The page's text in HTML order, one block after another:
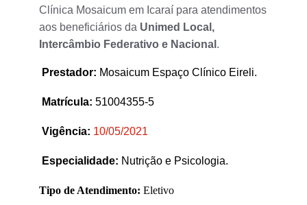
Clínica Mosaicum em Icaraí para atendimentos
aos beneficiários da Unimed Local,
Intercâmbio Federativo e Nacional .
Prestador: Mosaicum Espaço Clínico Eireli.
Matrícula: 51004355-5
Vigência: 10/05/2021
Especialidade: Nutrição e Psicologia.
Tipo de Atendimento: Eletivo